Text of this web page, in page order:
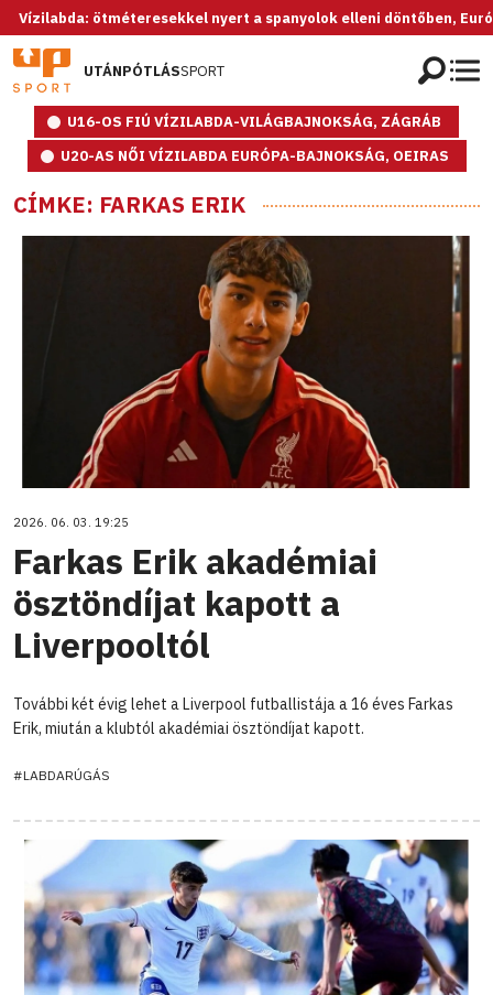
ötméteresekkel nyert a spanyolok elleni döntőben, Európa-
UTÁNPÓTLÁSSPORT
U16-OS FIÚ VÍZILABDA-VILÁGBAJNOKSÁG, ZÁGRÁB
U20-AS NŐI VÍZILABDA EURÓPA-BAJNOKSÁG, OEIRAS
CÍMKE: FARKAS ERIK
2026. 06. 03. 19:25
Farkas Erik akadémiai
ösztöndíjat kapott a
Liverpooltól
További két évig lehet a Liverpool futballistája a 16 éves Farkas
Erik, miután a klubtól akadémiai ösztöndíjat kapott.
#LABDARÚGÁS